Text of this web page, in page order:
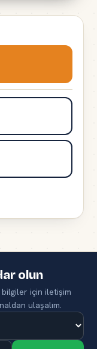
olun
için iletişim
ulaşalım.